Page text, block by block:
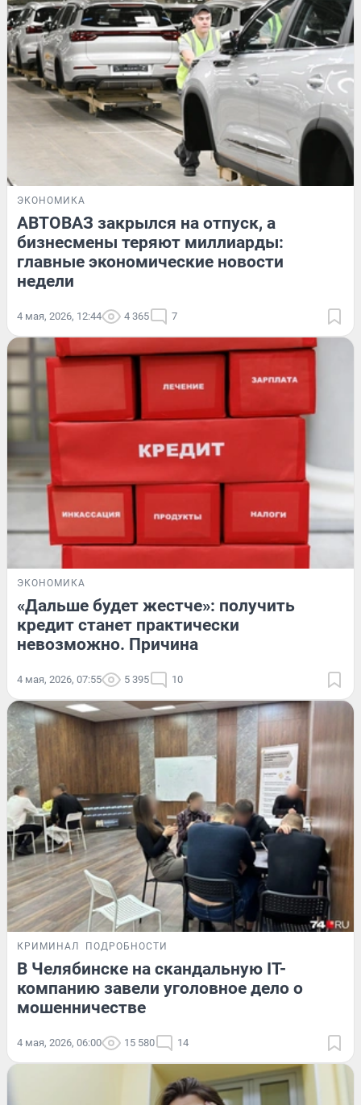
ЭКОНОМИКА
АВТОВАЗ закрылся на отпуск, а
бизнесмены теряют миллиарды:
главные экономические новости
недели
4 мая, 2026, 12:44 4 365 7
ЭКОНОМИКА
«Дальше будет жестче»: получить
кредит станет практически
невозможно. Причина
4 мая, 2026, 07:55 5 395 10
КРИМИНАЛ ПОДРОБНОСТИ
В Челябинске на скандальную IT-
компанию завели уголовное дело о
мошенничестве
4 мая, 2026, 06:00 15 580 14